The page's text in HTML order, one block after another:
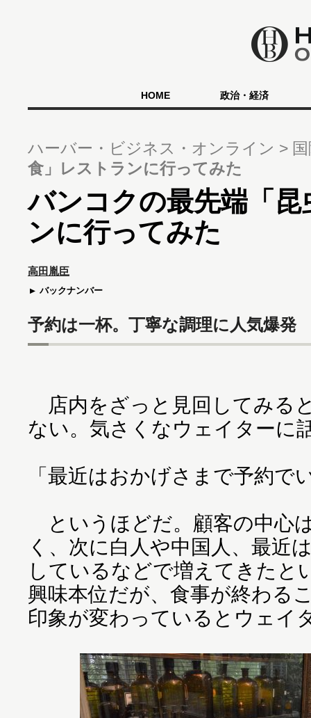
HOME 政治・経済
ハーバー・ビジネス・オンライン
食」レストランに行ってみた
バンコクの最先端「
ンに行ってみた
高田胤臣
バックナンバー
予約は一杯。丁寧な調理に人気爆発
店内をざっと見回してみる
ない。気さくなウェイターに
「最近はおかげさまで予約で
というほどだ。顧客の中心
く、次に白人や中国人、最近
しているなどで増えてきたと
興味本位だが、食事が終わる
印象が変わっているとウェイ